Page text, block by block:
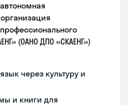
(ОАНО ДПО «СКАЕНГ»)
через культуру и
и книги для